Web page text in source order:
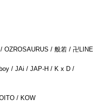
OZROSAURUS / 般若 / 卍LINE
/ JAi / JAP-H / K x D /
/ KOW